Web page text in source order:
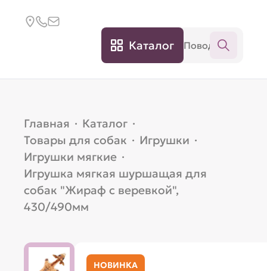
Каталог
Главная · Каталог ·
Товары для собак · Игрушки ·
Игрушки мягкие ·
Игрушка мягкая шуршащая для
собак "Жираф с веревкой",
430/490мм
НОВИНКА